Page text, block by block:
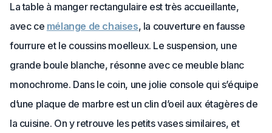
La table à manger rectangulaire est très accueillante,
avec ce mélange de chaises, la couverture en fausse
fourrure et le coussins moelleux. Le suspension, une
grande boule blanche, résonne avec ce meuble blanc
monochrome. Dans le coin, une jolie console qui s’équipe
d’une plaque de marbre est un clin d’oeil aux étagères de
la cuisine. On y retrouve les petits vases similaires, et